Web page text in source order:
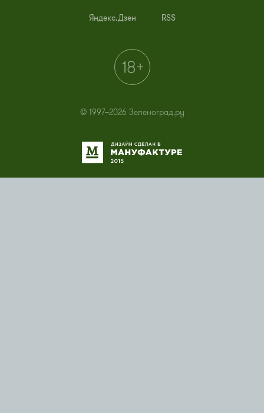
Яндекс.Дзен RSS
© 1997–2026 Зеленоград.ру